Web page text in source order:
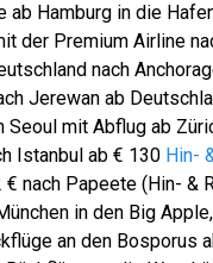
ab Hamburg in die
der Premium Airline
nach
Jerewan ab
Seoul mit Abflug ab
Istanbul ab € 130 Hin-
nach Papeete (Hin- &
in den Big
an den Bosporus